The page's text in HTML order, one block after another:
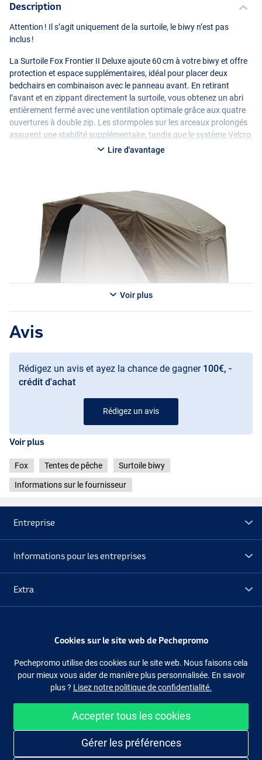
Description
Attention ! Il s’agit uniquement de la surtoile, le biwy n’est pas
inclus !
La Surtoile Fox Frontier II Deluxe ajoute 60 cm à votre biwy et offre
protection et espace supplémentaires, idéal pour placer deux
bedchairs en combinaison avec le panneau avant. En retirant
l’avant et en zippant directement la surtoile, vous obtenez un abri
entièrement fermé avec une ventilation optimale grâce aux quatre
ouvertures à double zip. Les stormpoles sur les arceaux prolongés
assurent une stabilité supplémentaire, tandis que le système Velcro
et D-Loop garantit un montage rapide et solide. Fabriquée en 100 %
Lire d'avantage
Voir plus
Avis
Rédigez un avis et ayez la chance de gagner 100€, -
crédit d'achat
Rédigez un avis
Voir plus
Fox Tentes de pêche Surtoile biwy
Informations sur le fournisseur
Entreprise
Informations pour les entreprises
Extra
Suivez-nous Facebook Instagram
Cookies sur le site web de Pechepromo
Pechepromo utilise des cookies sur le site web. Nous faisons cela
pour mieux vous aider de manière plus personnalisée. En savoir
plus ? Lisez notre politique de confidentialité.
Accepter tous les cookies
Gérer les préférences